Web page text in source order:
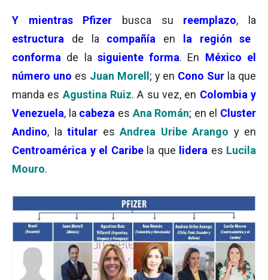
Y mientras Pfizer busca su reemplazo, la
estructura de la compañía en
la región se
conforma de la siguiente forma. En México el
número uno es Juan Morell ; y en Cono Sur la que
manda es Agustina Ruiz. A su vez, en Colombia y
Venezuela, la cabeza es Ana Román; en el Cluster
Andino, la titular es Andrea Uribe Arango y en
Centroamérica y el Caribe la que lidera es Lucila
Mouro.